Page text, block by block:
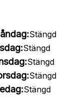
Stängd
Stängd
Stängd
Stängd
Stängd